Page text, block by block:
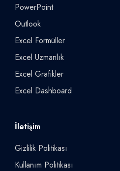
PowerPoint
Outlook
Excel Formüller
Excel Uzmanlık
Excel Grafikler
Excel Dashboard
İletişim
Gizlilik Politikası
Kullanım Politikası